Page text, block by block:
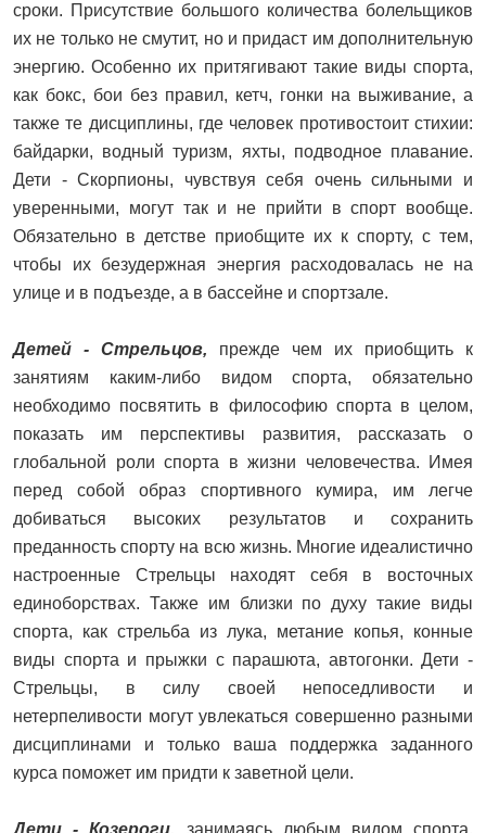
сроки. Присутствие большого количества болельщиков
их не только не смутит, но и придаст им дополнительную
энергию. Особенно их притягивают такие виды спорта,
как бокс, бои без правил, кетч, гонки на выживание, а
также те дисциплины, где человек противостоит стихии:
байдарки, водный туризм, яхты, подводное плавание.
Дети - Скорпионы, чувствуя себя очень сильными и
уверенными, могут так и не прийти в спорт вообще.
Обязательно в детстве приобщите их к спорту, с тем,
чтобы их безудержная энергия расходовалась не на
улице и в подъезде, а в бассейне и спортзале.
Детей - Стрельцов, прежде чем их приобщить к
занятиям каким-либо видом спорта, обязательно
необходимо посвятить в философию спорта в целом,
показать им перспективы развития, рассказать о
глобальной роли спорта в жизни человечества. Имея
перед собой образ спортивного кумира, им легче
добиваться высоких результатов и сохранить
преданность спорту на всю жизнь. Многие идеалистично
настроенные Стрельцы находят себя в восточных
единоборствах. Также им близки по духу такие виды
спорта, как стрельба из лука, метание копья, конные
виды спорта и прыжки с парашюта, автогонки. Дети -
Стрельцы, в силу своей непоседливости и
нетерпеливости могут увлекаться совершенно разными
дисциплинами и только ваша поддержка заданного
курса поможет им придти к заветной цели.